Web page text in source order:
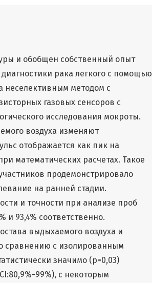
и обобщен собственный опыт
рака легкого с помощью
неселективным методом с
газовых сенсоров с
исследования мокроты.
воздуха изменяют
отображается как пик на
математических расчетах. Такое
продемонстрировало
на ранней стадии.
и точности при анализе проб
и 93,4% соответственно.
выдыхаемого воздуха и
сравнению с изолированным
значимо (p=0,03)
99%), с некоторым